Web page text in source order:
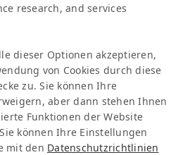
& Events
research, and services
dieser Optionen akzeptieren,
von Cookies durch diese
zu. Sie können Ihre
aber dann stehen Ihnen
Funktionen der Website
können Ihre Einstellungen
mit den Datenschutzrichtlinien